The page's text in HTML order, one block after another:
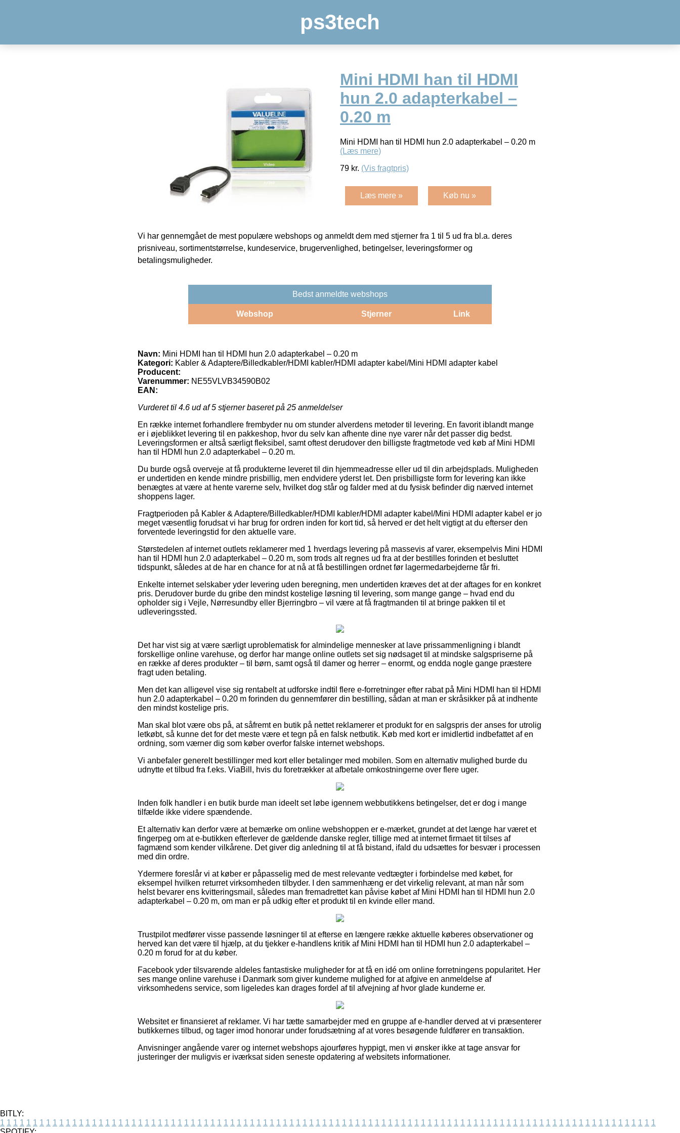
ps3tech
Mini HDMI han til HDMI
hun 2.0 adapterkabel –
0.20 m
Mini HDMI han til HDMI hun 2.0 adapterkabel – 0.20 m
(Læs mere)
79 kr. (Vis fragtpris)
Læs mere » Køb nu »
Vi har gennemgået de mest populære webshops og anmeldt dem med stjerner fra 1 til 5 ud fra bl.a. deres
prisniveau, sortimentstørrelse, kundeservice, brugervenlighed, betingelser, leveringsformer og
betalingsmuligheder.
Bedst anmeldte webshops
Webshop Stjerner Link
Navn: Mini HDMI han til HDMI hun 2.0 adapterkabel – 0.20 m
Kategori: Kabler & Adaptere/Billedkabler/HDMI kabler/HDMI adapter kabel/Mini HDMI adapter kabel
Producent:
Varenummer: NE55VLVB34590B02
EAN:
Vurderet til 4.6 ud af 5 stjerner baseret på 25 anmeldelser
En række internet forhandlere frembyder nu om stunder alverdens metoder til levering. En favorit iblandt mange
er i øjeblikket levering til en pakkeshop, hvor du selv kan afhente dine nye varer når det passer dig bedst.
Leveringsformen er altså særligt fleksibel, samt oftest derudover den billigste fragtmetode ved køb af Mini HDMI
han til HDMI hun 2.0 adapterkabel – 0.20 m.
Du burde også overveje at få produkterne leveret til din hjemmeadresse eller ud til din arbejdsplads. Muligheden
er undertiden en kende mindre prisbillig, men endvidere yderst let. Den prisbilligste form for levering kan ikke
benægtes at være at hente varerne selv, hvilket dog står og falder med at du fysisk befinder dig nærved internet
shoppens lager.
Fragtperioden på Kabler & Adaptere/Billedkabler/HDMI kabler/HDMI adapter kabel/Mini HDMI adapter kabel er jo
meget væsentlig forudsat vi har brug for ordren inden for kort tid, så herved er det helt vigtigt at du efterser den
forventede leveringstid for den aktuelle vare.
Størstedelen af internet outlets reklamerer med 1 hverdags levering på massevis af varer, eksempelvis Mini HDMI
han til HDMI hun 2.0 adapterkabel – 0.20 m, som trods alt regnes ud fra at der bestilles forinden et besluttet
tidspunkt, således at de har en chance for at nå at få bestillingen ordnet før lagermedarbejderne får fri.
Enkelte internet selskaber yder levering uden beregning, men undertiden kræves det at der aftages for en konkret
pris. Derudover burde du gribe den mindst kostelige løsning til levering, som mange gange – hvad end du
opholder sig i Vejle, Nørresundby eller Bjerringbro – vil være at få fragtmanden til at bringe pakken til et
udleveringssted.
Det har vist sig at være særligt uproblematisk for almindelige mennesker at lave prissammenligning i blandt
forskellige online varehuse, og derfor har mange online outlets set sig nødsaget til at mindske salgspriserne på
en række af deres produkter – til børn, samt også til damer og herrer – enormt, og endda nogle gange præstere
fragt uden betaling.
Men det kan alligevel vise sig rentabelt at udforske indtil flere e-forretninger efter rabat på Mini HDMI han til HDMI
hun 2.0 adapterkabel – 0.20 m forinden du gennemfører din bestilling, sådan at man er skråsikker på at indhente
den mindst kostelige pris.
Man skal blot være obs på, at såfremt en butik på nettet reklamerer et produkt for en salgspris der anses for utrolig
letkøbt, så kunne det for det meste være et tegn på en falsk netbutik. Køb med kort er imidlertid indbefattet af en
ordning, som værner dig som køber overfor falske internet webshops.
Vi anbefaler generelt bestillinger med kort eller betalinger med mobilen. Som en alternativ mulighed burde du
udnytte et tilbud fra f.eks. ViaBill, hvis du foretrækker at afbetale omkostningerne over flere uger.
Inden folk handler i en butik burde man ideelt set løbe igennem webbutikkens betingelser, det er dog i mange
tilfælde ikke videre spændende.
Et alternativ kan derfor være at bemærke om online webshoppen er e-mærket, grundet at det længe har været et
fingerpeg om at e-butikken efterlever de gældende danske regler, tillige med at internet firmaet tit tilses af
fagmænd som kender vilkårene. Det giver dig anledning til at få bistand, ifald du udsættes for besvær i processen
med din ordre.
Ydermere foreslår vi at køber er påpasselig med de mest relevante vedtægter i forbindelse med købet, for
eksempel hvilken returret virksomheden tilbyder. I den sammenhæng er det virkelig relevant, at man når som
helst bevarer ens kvitteringsmail, således man fremadrettet kan påvise købet af Mini HDMI han til HDMI hun 2.0
adapterkabel – 0.20 m, om man er på udkig efter et produkt til en kvinde eller mand.
Trustpilot medfører visse passende løsninger til at efterse en længere række aktuelle køberes observationer og
herved kan det være til hjælp, at du tjekker e-handlens kritik af Mini HDMI han til HDMI hun 2.0 adapterkabel –
0.20 m forud for at du køber.
Facebook yder tilsvarende aldeles fantastiske muligheder for at få en idé om online forretningens popularitet. Her
ses mange online varehuse i Danmark som giver kunderne mulighed for at afgive en anmeldelse af
virksomhedens service, som ligeledes kan drages fordel af til afvejning af hvor glade kunderne er.
Websitet er finansieret af reklamer. Vi har tætte samarbejder med en gruppe af e-handler derved at vi præsenterer
butikkernes tilbud, og tager imod honorar under forudsætning af at vores besøgende fuldfører en transaktion.
Anvisninger angående varer og internet webshops ajourføres hyppigt, men vi ønsker ikke at tage ansvar for
justeringer der muligvis er iværksat siden seneste opdatering af websitets informationer.
BITLY:
1 1 1 1 1 1 1 1 1 1 1 1 1 1 1 1 1 1 1 1 1 1 1 1 1 1 1 1 1 1 1 1 1 1 1 1 1 1 1 1 1 1 1 1 1 1 1 1 1 1 1 1 1 1 1 1 1 1 1 1 1 1 1 1 1 1 1 1 1 1 1 1 1 1 1 1 1 1 1 1 1 1 1 1 1 1 1 1 1 1 1 1 1 1 1 1 1 1 1 1